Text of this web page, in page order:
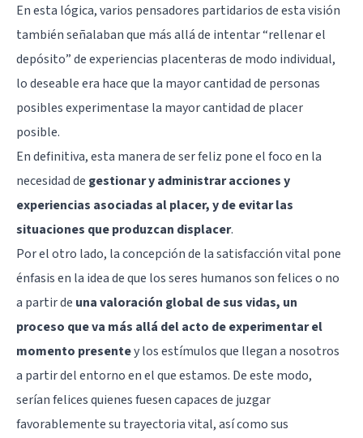
En esta lógica, varios pensadores partidarios de esta visión
también señalaban que más allá de intentar “rellenar el
depósito” de experiencias placenteras de modo individual,
lo deseable era hace que la mayor cantidad de personas
posibles experimentase la mayor cantidad de placer
posible.
En definitiva, esta manera de ser feliz pone el foco en la
necesidad de gestionar y administrar acciones y
experiencias asociadas al placer, y de evitar las
situaciones que produzcan displacer.
Por el otro lado, la concepción de la satisfacción vital pone
énfasis en la idea de que los seres humanos son felices o no
a partir de una valoración global de sus vidas, un
proceso que va más allá del acto de experimentar el
momento presentey los estímulos que llegan a nosotros
a partir del entorno en el que estamos. De este modo,
serían felices quienes fuesen capaces de juzgar
favorablemente su trayectoria vital, así como sus